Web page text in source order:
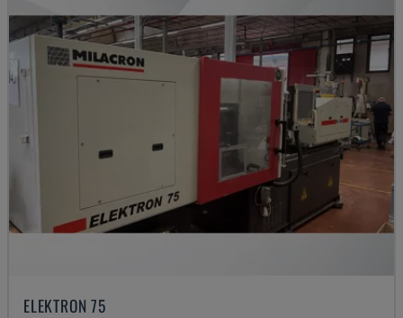
ELEKTRON 75